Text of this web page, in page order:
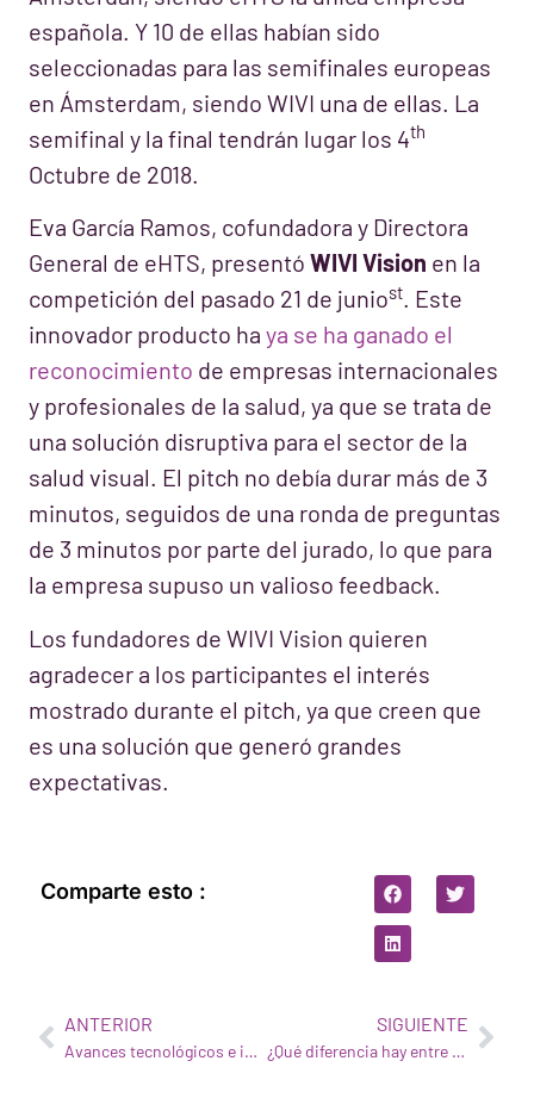
española. Y 10 de ellas habían sido
seleccionadas para las semifinales europeas
en Ámsterdam, siendo WIVI una de ellas. La
semifinal y la final tendrán lugar los 4th
Octubre de 2018.
Eva García Ramos, cofundadora y Directora
General de eHTS, presentó WIVI Vision en la
competición del pasado 21 de juniost. Este
innovador producto ha ya se ha ganado el
reconocimiento de empresas internacionales
y profesionales de la salud, ya que se trata de
una solución disruptiva para el sector de la
salud visual. El pitch no debía durar más de 3
minutos, seguidos de una ronda de preguntas
de 3 minutos por parte del jurado, lo que para
la empresa supuso un valioso feedback.
Los fundadores de WIVI Vision quieren
agradecer a los participantes el interés
mostrado durante el pitch, ya que creen que
es una solución que generó grandes
expectativas.
Comparte esto :
ANTERIOR
Avances tecnológicos e innovación en optometría
SIGUIENTE
¿Qué diferencia hay entre ópticos, optometristas y oftalmólogos?